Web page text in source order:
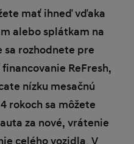
mať ihneď vďaka
alebo splátkam na
sa rozhodnete pre
ReFresh,
nízku mesačnú
rokoch sa môžete
za nové, vrátenie